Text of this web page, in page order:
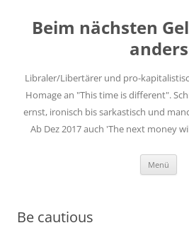
springen
Beim nächsten
anders
Libraler/Libertärer und pro-
Homage an "This time is different".
ernst, ironisch bis sarkastisch und
Ab Dez 2017 auch 'The next money
Menü
Be cautious